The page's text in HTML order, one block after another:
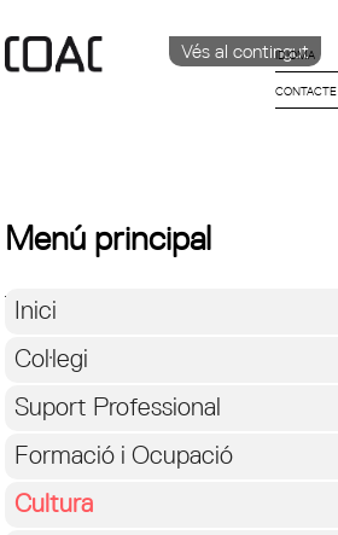
Vés al contingut
IDIOMA
CATALÀ
CONTACTE
Menú principal
Inici
Col·legi
Suport Professional
Formació i Ocupació
Cultura